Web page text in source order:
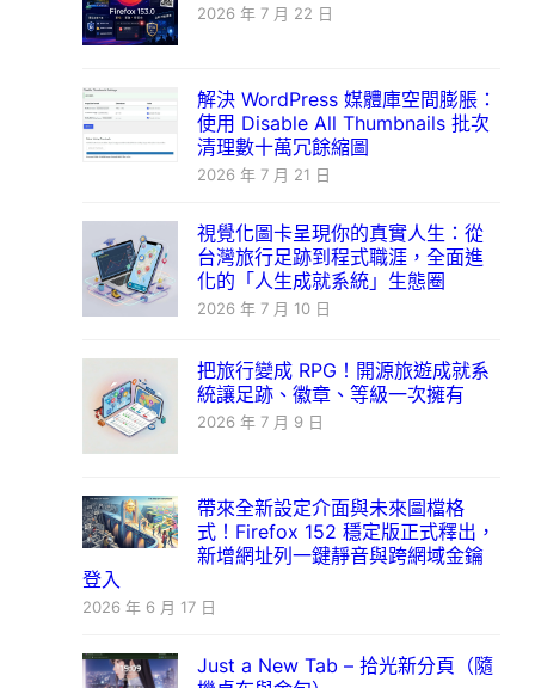
2026 年 7 月 22 日
解決 WordPress 媒體庫空間膨脹：
使用 Disable All Thumbnails 批次
清理數十萬冗餘縮圖
2026 年 7 月 21 日
視覺化圖卡呈現你的真實人生：從
台灣旅行足跡到程式職涯，全面進
化的「人生成就系統」生態圈
2026 年 7 月 10 日
把旅行變成 RPG！開源旅遊成就系
統讓足跡、徽章、等級一次擁有
2026 年 7 月 9 日
帶來全新設定介面與未來圖檔格
式！Firefox 152 穩定版正式釋出，
新增網址列一鍵靜音與跨網域金鑰
登入
2026 年 6 月 17 日
Just a New Tab – 拾光新分頁（隨